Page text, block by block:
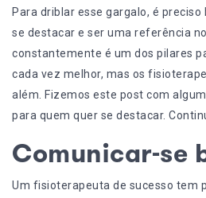
Para driblar esse gargalo, é preciso
se destacar e ser uma referência
constantemente é um dos pilares
cada vez melhor, mas os
além. Fizemos este post com
para quem quer se destacar.
Comunicar-se
Um fisioterapeuta de sucesso tem